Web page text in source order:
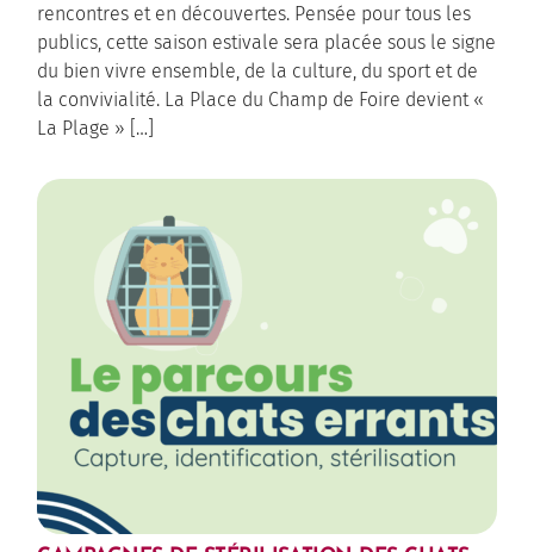
rencontres et en découvertes. Pensée pour tous les
publics, cette saison estivale sera placée sous le signe
du bien vivre ensemble, de la culture, du sport et de
la convivialité. La Place du Champ de Foire devient «
La Plage » […]